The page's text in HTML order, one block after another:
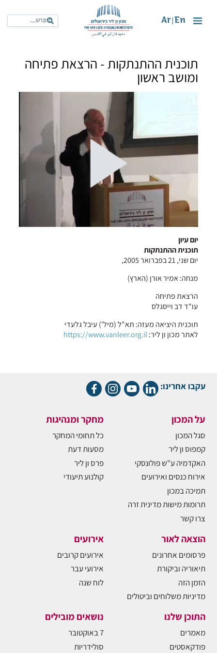
En
Ar
תוכנית ההתנתקות - הרצאת פתיחה
ומושב ראשון
יום עיון
תוכנית ההתנתקות
יום שני, 21 בפברואר 2005,
מנחה: אמיר אורן (הארץ)
הרצאת פתיחה
עו"ד דב וייסגלס
תוכנית היציאה מעזה: תא"ל (מיל') עיבל גלעדי
לאתר מכון ון ליר:https://www.vanleer.org.il
עקבו אחרינו:
על המכון
סגל המכון
קמפוס ון ליר
האקדמיה ע"ש פולונסקי
אירוח כנסים ואירועים
תמיכה במכון
תרומות מישות מדינית זרה
צרו קשר
מחקר ומנהיגות
כל תחומי המחקר
מסעות דעת
פרס ון ליר
קולנוע תיעודי
הוצאה לאור
פרסומים אחרונים
תיאוריה וביקורת
הזמן הזה
מדיניות משלוחים וביטולים
אירועים
אירועים קרובים
אירועי עבר
לוח שנה
התוכן שלנו
מאמרים
פודקאסטים
נושאים מובילים
7 באוקטובר
סולידריות